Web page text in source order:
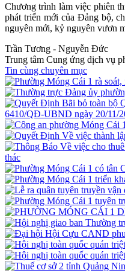
Chương trình làm việc phiên
phát triển mới của Đảng bộ,
nguyên mới, kỷ nguyên vươn
Trần Tương - Nguyễn Đức
Trung tâm Cung ứng dịch vụ
Tin cùng chuyên mục
6410/QĐ-UBND ngày 20/11/
thác